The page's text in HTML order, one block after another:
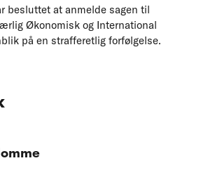
besluttet at anmelde sagen til
Økonomisk og International
på en strafferetlig forfølgelse.